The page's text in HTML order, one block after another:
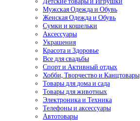
Мужская Одежда и Обувь
Женская Одежда и Обувь
Сумки и кошельки
Аксессуары
Украшения
Красота и Здоровье
Все для свадьбы
Спорт и Активный отдых
Хобби, Творчество и Канцтовары
Товары для дома и сада
Товары для животных
Электроника и Техника
Телефоны и аксессуары
Автотовары